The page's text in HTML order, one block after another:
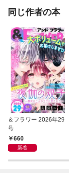
同じ作者の本
＆フラワー 2026年29
号
660
新着